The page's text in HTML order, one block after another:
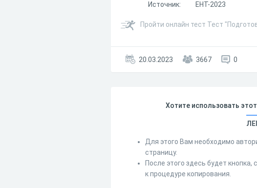
Источник:
ЕНТ-2023
Пройти онлайн тест Тест
20.03.2023 3667 0
Хотите использовать
Для этого Вам необходимо
страницу.
После этого здесь будет
к процедуре копирования.